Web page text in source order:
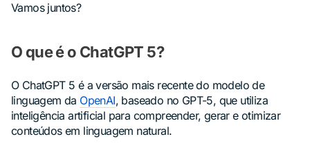
Vamos juntos?
O que é o ChatGPT 5?
O ChatGPT 5 é a versão mais recente do modelo de
linguagem da OpenAI, baseado no GPT-5, que utiliza
inteligência artificial para compreender, gerar e otimizar
conteúdos em linguagem natural.